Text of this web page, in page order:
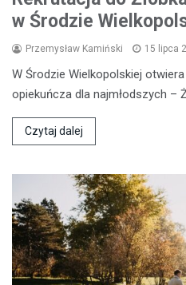
w Środzie
Przemysław Kamiński 15 lipca
W Środzie Wielkopolskiej
opiekuńcza dla najmłodszych –
Czytaj dalej